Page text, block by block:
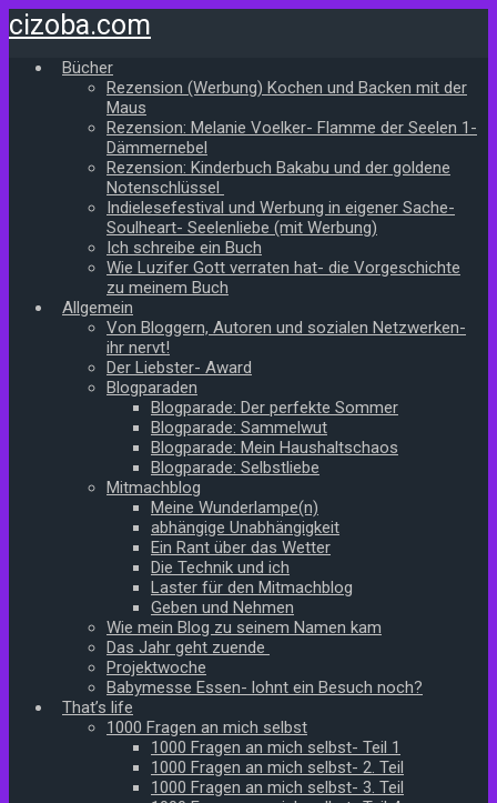
Zum
Hauptinhalt
springen
cizoba.com
Bücher
Rezension (Werbung) Kochen und Backen mit der
Maus
Rezension: Melanie Voelker- Flamme der Seelen 1-
Dämmernebel
Rezension: Kinderbuch Bakabu und der goldene
Notenschlüssel
Indielesefestival und Werbung in eigener Sache-
Soulheart- Seelenliebe (mit Werbung)
Ich schreibe ein Buch
Wie Luzifer Gott verraten hat- die Vorgeschichte
zu meinem Buch
Allgemein
Von Bloggern, Autoren und sozialen Netzwerken-
ihr nervt!
Der Liebster- Award
Blogparaden
Blogparade: Der perfekte Sommer
Blogparade: Sammelwut
Blogparade: Mein Haushaltschaos
Blogparade: Selbstliebe
Mitmachblog
Meine Wunderlampe(n)
abhängige Unabhängigkeit
Ein Rant über das Wetter
Die Technik und ich
Laster für den Mitmachblog
Geben und Nehmen
Wie mein Blog zu seinem Namen kam
Das Jahr geht zuende
Projektwoche
Babymesse Essen- lohnt ein Besuch noch?
That’s life
1000 Fragen an mich selbst
1000 Fragen an mich selbst- Teil 1
1000 Fragen an mich selbst- 2. Teil
1000 Fragen an mich selbst- 3. Teil